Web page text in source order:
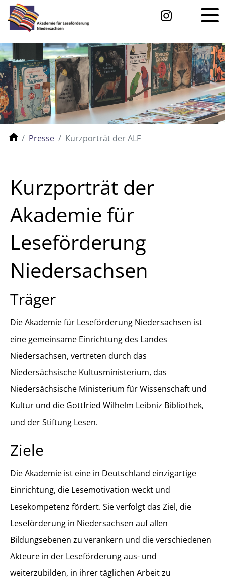
Presse Kurzporträt der ALF
Kurzporträt der
Akademie für
Leseförderung
Niedersachsen
Träger
Die Akademie für Leseförderung Niedersachsen ist
eine gemeinsame Einrichtung des Landes
Niedersachsen, vertreten durch das
Niedersächsische Kultusministerium, das
Niedersächsische Ministerium für Wissenschaft und
Kultur und die Gottfried Wilhelm Leibniz Bibliothek,
und der Stiftung Lesen.
Ziele
Die Akademie ist eine in Deutschland einzigartige
Einrichtung, die Lesemotivation weckt und
Lesekompetenz fördert. Sie verfolgt das Ziel, die
Leseförderung in Niedersachsen auf allen
Bildungsebenen zu verankern und die verschiedenen
Akteure in der Leseförderung aus- und
weiterzubilden, in ihrer täglichen Arbeit zu